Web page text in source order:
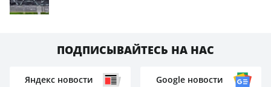
ПОДПИСЫВАЙТЕСЬ НА НАС
Яндекс новости Google новости